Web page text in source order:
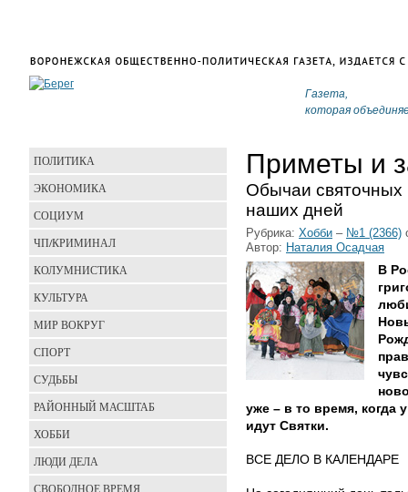
Газета,
которая
Приметы и
Обычаи святочных
наших дней
Рубрика: Хобби – №1 (2366)
Автор: Наталия Осадчая
В
уже – в то время, когда
идут Святки.
ВСЕ ДЕЛО В КАЛЕНДАРЕ
ПОЛИТИКА
ЭКОНОМИКА
СОЦИУМ
ЧП/КРИМИНАЛ
КОЛУМНИСТИКА
КУЛЬТУРА
МИР ВОКРУГ
СПОРТ
СУДЬБЫ
РАЙОННЫЙ МАСШТАБ
ХОББИ
ЛЮДИ ДЕЛА
СВОБОДНОЕ ВРЕМЯ